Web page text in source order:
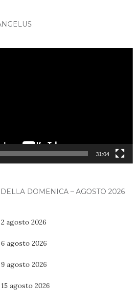
31:04
DOMENICA – AGOSTO 2026
agosto 2026
agosto 2026
agosto 2026
agosto 2026